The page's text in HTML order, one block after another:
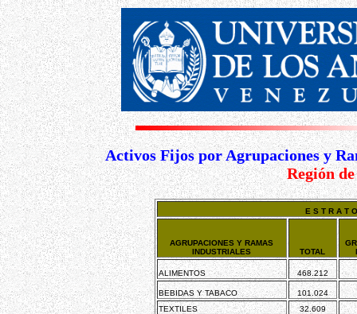
Activos Fijos por Agrupaciones y
Región
E S T R A
AGRUPACIONES Y RAMAS
INDUSTRIALES
TOTAL
ALIMENTOS 468.212
BEBIDAS Y TABACO
101.024
TEXTILES
32.609